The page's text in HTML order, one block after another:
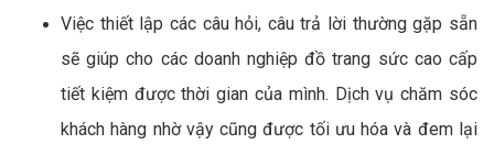
Việc thiết lập các câu hỏi, câu trả lời thường gặp sẵn
sẽ giúp cho các doanh nghiệp đồ trang sức cao cấp
tiết kiệm được thời gian của mình. Dịch vụ chăm sóc
khách hàng nhờ vậy cũng được tối ưu hóa và đem lại